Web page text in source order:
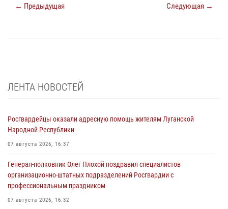
← Предыдущая Следующая →
ЛЕНТА НОВОСТЕЙ
Росгвардейцы оказали адресную помощь жителям Луганской
Народной Республики
07 августа 2026, 16:37
Генерал-полковник Олег Плохой поздравил специалистов
организационно-штатных подразделений Росгвардии с
профессиональным праздником
07 августа 2026, 16:32